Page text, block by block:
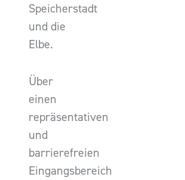
Speicherstadt
und die
Elbe.
Über
einen
repräsentativen
und
barrierefreien
Eingangsbereich